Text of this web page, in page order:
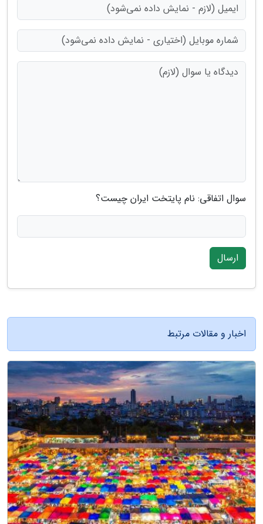
سوال اتفاقی: نام پایتخت ایران چیست؟
ارسال
اخبار و مقالات مرتبط